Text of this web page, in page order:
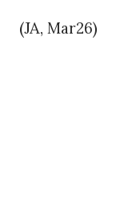
(JA, Mar26)